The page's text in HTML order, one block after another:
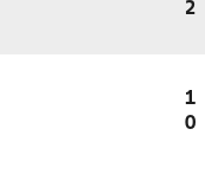
2
1
0